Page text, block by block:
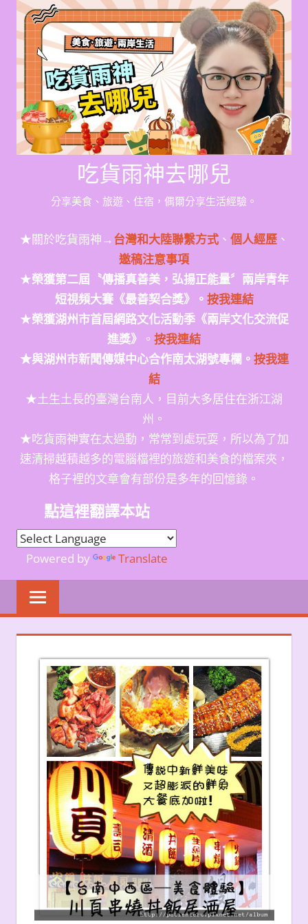
Skip
content
吃貨雨神去哪兒
分享美食、旅遊、住宿，偶爾分享生活經驗。
★關於吃貨雨神→台灣和大陸聯繫方式、 個人經歷、
邀稿注意事項
★榮獲第二屆〝傳播真善美，弘揚正能量〞兩岸青年
短視頻大賽《最善契合獎》。 按我連結
★榮獲湖州市首屆網路文化活動季《兩岸文化交流促
進獎》
。 按我連結
★與湖州市新聞傳媒中心合作南太湖號專欄。 按我連
結
★土生土長的臺灣台南人，目前大多居住在浙江湖
州。
★吃貨雨神實在太過動，常常到處玩耍，所以為了加
速清掃越積越多的電腦檔裡的旅遊和美食的檔案夾，
格子裡的文章會有部份是多年的回憶錄。
點這裡翻譯本站
Powered by Translate